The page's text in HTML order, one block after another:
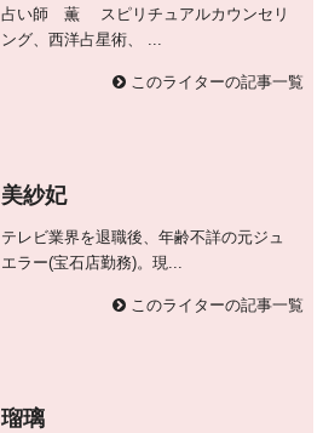
占い師 薫 スピリチュアルカウンセリ
ング、西洋占星術、 ...
このライターの記事一覧
美紗妃
テレビ業界を退職後、年齢不詳の元ジュ
エラー(宝石店勤務)。現...
このライターの記事一覧
瑠璃